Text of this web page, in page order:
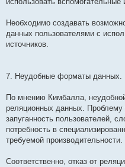
Необходимо создавать
данных пользователями с
источников.
7. Неудобные форматы данных.
По мнению Кимбалла,
реляционных данных. Проблему
запуганность пользователей,
потребность в
требуемой производительности.
Соответственно, отказ от